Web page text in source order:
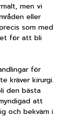
men vi
eller
som med
för att bli
för
kräver kirurgi.
den bästa
att
och bekväm i